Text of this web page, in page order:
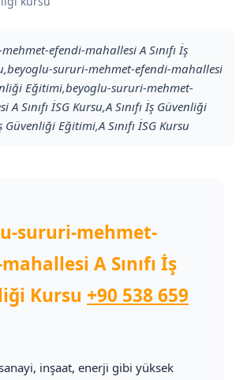
efendi-mahallesi A Sınıfı İş
sururi-mehmet-efendi-mahallesi
Eğitimi,beyoglu-sururi-mehmet-
Sınıfı İSG Kursu,A Sınıfı İş Güvenliği
Güvenliği Eğitimi,A Sınıfı İSG Kursu
sururi-mehmet-
A Sınıfı İş
Kursu +90 538 659
inşaat, enerji gibi yüksek